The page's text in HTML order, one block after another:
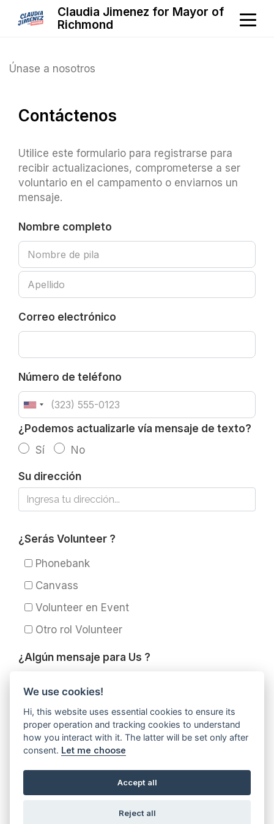
Claudia Jimenez for Mayor of
Richmond
Únase a nosotros
Contáctenos
Utilice este formulario para registrarse para
recibir actualizaciones, comprometerse a ser
voluntario en el campamento o enviarnos un
mensaje.
Nombre completo
Correo electrónico
Número de teléfono
¿Podemos
actualizarle
vía
mensaje
de
¿Podemos actualizarle vía mensaje de texto?
Sí
No
Su dirección
¿Serás
Volunteer
?
¿Serás Volunteer ?
Phonebank
Canvass
Volunteer en Event
Otro rol Volunteer
¿Algún mensaje para Us ?
We use cookies!
Hi, this website uses essential cookies to ensure its
proper operation and tracking cookies to understand
how you interact with it. The latter will be set only after
consent. Let me choose
Accept all
Reject all